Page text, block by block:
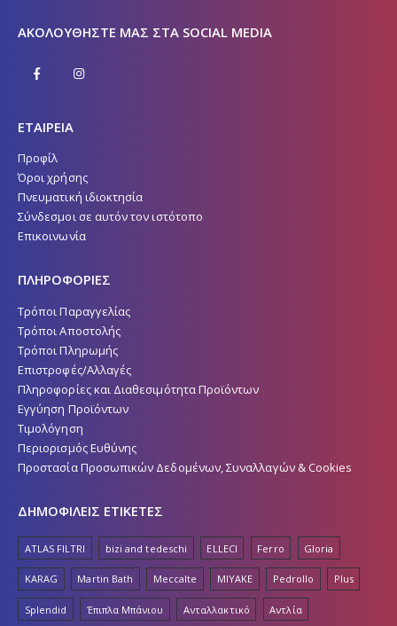
ΑΚΟΛΟΥΘΉΣΤΕ ΜΑΣ ΣΤΑ SOCIAL MEDIA
ΕΤΑΙΡΕΙΑ
Προφίλ
Όροι χρήσης
Πνευματική ιδιοκτησία
Σύνδεσμοι σε αυτόν τον ιστότοπο
Επικοινωνία
ΠΛΗΡΟΦΟΡΙΕΣ
Τρόποι Παραγγελίας
Τρόποι Αποστολής
Τρόποι Πληρωμής
Επιστροφές/Αλλαγές
Πληροφορίες και Διαθεσιμότητα Προϊόντων
Εγγύηση Προϊόντων
Τιμολόγηση
Περιορισμός Ευθύνης
Προστασία Προσωπικών Δεδομένων, Συναλλαγών & Cookies
ΔΗΜΟΦΙΛΕΙΣ ΕΤΙΚΕΤΕΣ
ATLAS FILTRI bizi and tedeschi ELLECI Ferro Gloria
KARAG Martin Bath Meccalte MIYAKE Pedrollo Plus
Splendid Έπιπλα Μπάνιου Ανταλλακτικό Αντλία